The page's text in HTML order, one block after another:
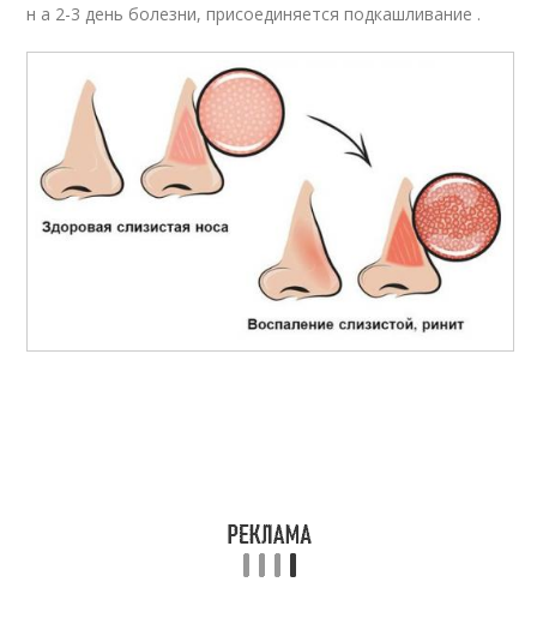
н а 2-3 день болезни, присоединяется подкашливание .